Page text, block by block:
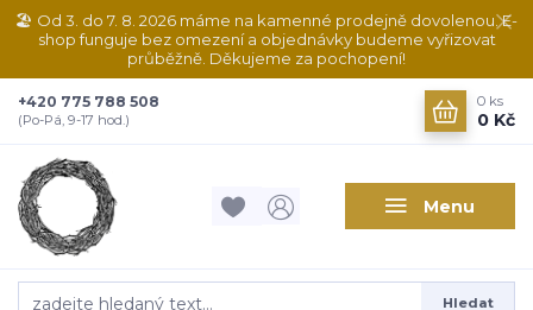
🏖️ Od 3. do 7. 8. 2026 máme na kamenné prodejně dovolenou. E-
shop funguje bez omezení a objednávky budeme vyřizovat
průběžně. Děkujeme za pochopení!
Menu
Hledat
+420 775 788 508
(Po-Pá, 9-17 hod.)
0 ks
0 Kč